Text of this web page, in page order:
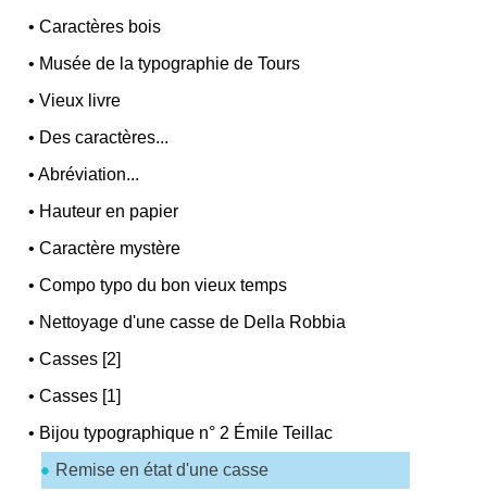
•Caractères bois
• Musée de la typographie de Tours
•Vieux livre
• Des caractères...
•Abréviation...
• Hauteur en papier
•Caractère mystère
•Compo typo du bon vieux temps
• Nettoyage d'une casse de Della Robbia
•Casses [2]
•Casses [1]
• Bijou typographique n° 2 Émile Teillac
Remise en état d'une casse